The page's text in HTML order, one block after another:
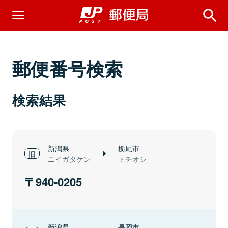
郵便番号検索
検索結果
新潟県
ニイガタケン
栃尾市
トチオシ
940-0205